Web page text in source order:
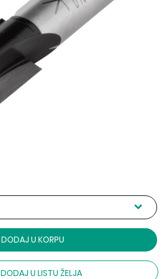
DODAJ U KORPU
DODAJ U LISTU ŽELJA